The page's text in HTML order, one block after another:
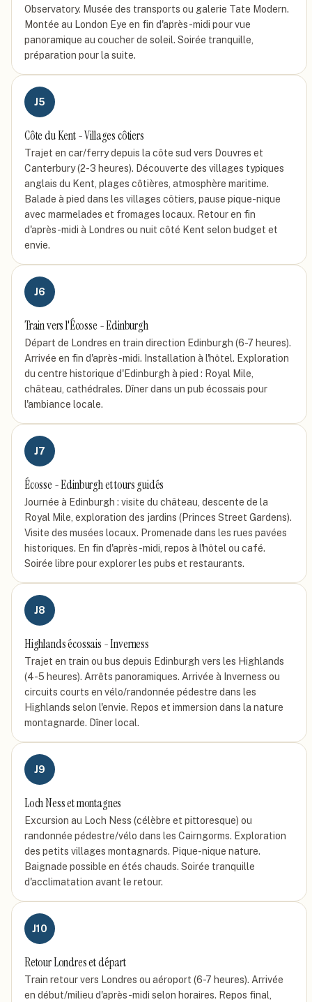
Observatory. Musée des transports ou galerie Tate Modern.
Montée au London Eye en fin d'après-midi pour vue
panoramique au coucher de soleil. Soirée tranquille,
préparation pour la suite.
J5
Côte du Kent - Villages côtiers
Trajet en car/ferry depuis la côte sud vers Douvres et
Canterbury (2-3 heures). Découverte des villages typiques
anglais du Kent, plages côtières, atmosphère maritime.
Balade à pied dans les villages côtiers, pause pique-nique
avec marmelades et fromages locaux. Retour en fin
d'après-midi à Londres ou nuit côté Kent selon budget et
envie.
J6
Train vers l'Écosse - Edinburgh
Départ de Londres en train direction Edinburgh (6-7 heures).
Arrivée en fin d'après-midi. Installation à l'hôtel. Exploration
du centre historique d'Edinburgh à pied : Royal Mile,
château, cathédrales. Dîner dans un pub écossais pour
l'ambiance locale.
J7
Écosse - Edinburgh et tours guidés
Journée à Edinburgh : visite du château, descente de la
Royal Mile, exploration des jardins (Princes Street Gardens).
Visite des musées locaux. Promenade dans les rues pavées
historiques. En fin d'après-midi, repos à l'hôtel ou café.
Soirée libre pour explorer les pubs et restaurants.
J8
Highlands écossais - Inverness
Trajet en train ou bus depuis Edinburgh vers les Highlands
(4-5 heures). Arrêts panoramiques. Arrivée à Inverness ou
circuits courts en vélo/randonnée pédestre dans les
Highlands selon l'envie. Repos et immersion dans la nature
montagnarde. Dîner local.
J9
Loch Ness et montagnes
Excursion au Loch Ness (célèbre et pittoresque) ou
randonnée pédestre/vélo dans les Cairngorms. Exploration
des petits villages montagnards. Pique-nique nature.
Baignade possible en étés chauds. Soirée tranquille
d'acclimatation avant le retour.
J10
Retour Londres et départ
Train retour vers Londres ou aéroport (6-7 heures). Arrivée
en début/milieu d'après-midi selon horaires. Repos final,